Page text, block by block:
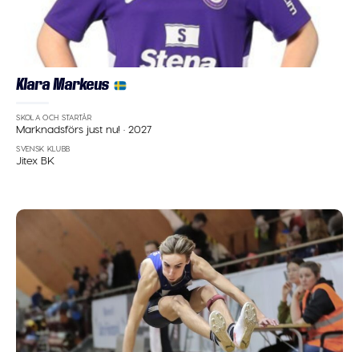
Klara Markeus
SKOLA OCH STARTÅR
Marknadsförs just nu!·2027
SVENSK KLUBB
Jitex BK